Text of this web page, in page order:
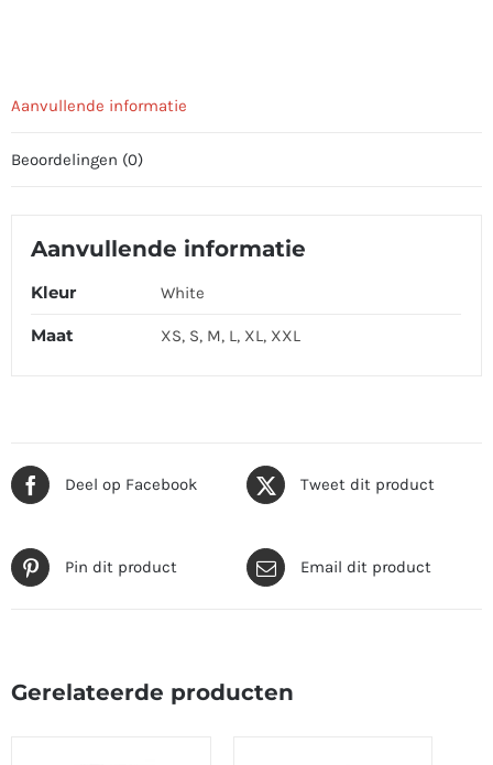
Aanvullende informatie
Beoordelingen (0)
Aanvullende informatie
Kleur White
Maat XS, S, M, L, XL, XXL
Deel op Facebook Tweet dit product
Pin dit product Email dit product
Gerelateerde producten